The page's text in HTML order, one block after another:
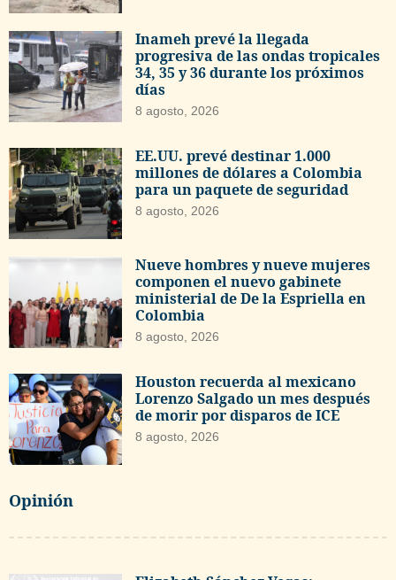
Inameh prevé la llegada
progresiva de las ondas tropicales
34, 35 y 36 durante los próximos
días
8 agosto, 2026
EE.UU. prevé destinar 1.000
millones de dólares a Colombia
para un paquete de seguridad
8 agosto, 2026
Nueve hombres y nueve mujeres
componen el nuevo gabinete
ministerial de De la Espriella en
Colombia
8 agosto, 2026
Houston recuerda al mexicano
Lorenzo Salgado un mes después
de morir por disparos de ICE
8 agosto, 2026
Opinión